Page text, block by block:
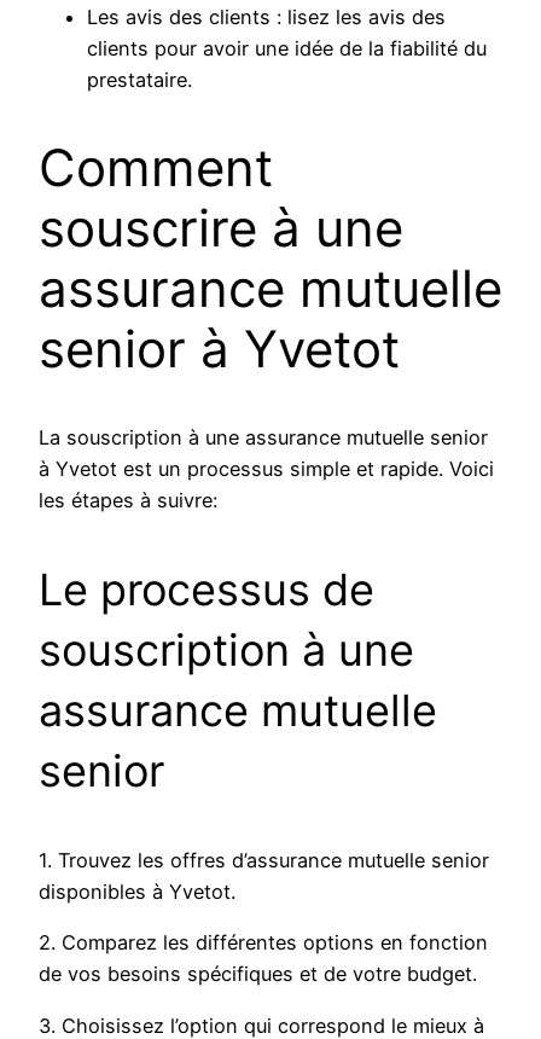
Les avis des clients : lisez les avis des
clients pour avoir une idée de la fiabilité du
prestataire.
Comment
souscrire à une
assurance mutuelle
senior à Yvetot
La souscription à une assurance mutuelle senior
à Yvetot est un processus simple et rapide. Voici
les étapes à suivre:
Le processus de
souscription à une
assurance mutuelle
senior
1. Trouvez les offres d’assurance mutuelle senior
disponibles à Yvetot.
2. Comparez les différentes options en fonction
de vos besoins spécifiques et de votre budget.
3. Choisissez l’option qui correspond le mieux à